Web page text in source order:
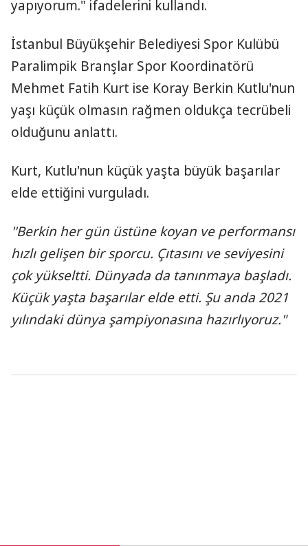
yapıyorum." ifadelerini kullandı.
İstanbul Büyükşehir Belediyesi Spor Kulübü
Paralimpik Branşlar Spor Koordinatörü
Mehmet Fatih Kurt ise Koray Berkin Kutlu'nun
yaşı küçük olmasın rağmen oldukça tecrübeli
olduğunu anlattı.
Kurt, Kutlu'nun küçük yaşta büyük başarılar
elde ettiğini vurguladı.
''Berkin her gün üstüne koyan ve performansı
hızlı gelişen bir sporcu. Çıtasını ve seviyesini
çok yükseltti. Dünyada da tanınmaya başladı.
Küçük yaşta başarılar elde etti. Şu anda 2021
yılındaki dünya şampiyonasına hazırlıyoruz."